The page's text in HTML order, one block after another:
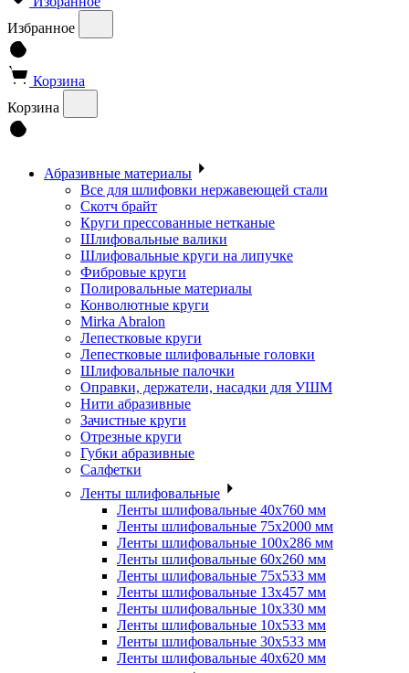
Избранное
Корзина
Корзина
Абразивные материалы
Все для шлифовки нержавеющей стали
Скотч брайт
Круги прессованные нетканые
Шлифовальные валики
Шлифовальные круги на липучке
Фибровые круги
Полировальные материалы
Конволютные круги
Mirka Abralon
Лепестковые круги
Лепестковые шлифовальные головки
Шлифовальные палочки
Оправки, держатели, насадки для УШМ
Нити абразивные
Зачистные круги
Отрезные круги
Губки абразивные
Салфетки
Ленты шлифовальные
Ленты шлифовальные 40х760 мм
Ленты шлифовальные 75х2000 мм
Ленты шлифовальные 100х286 мм
Ленты шлифовальные 60х260 мм
Ленты шлифовальные 75х533 мм
Ленты шлифовальные 13х457 мм
Ленты шлифовальные 10х330 мм
Ленты шлифовальные 10х533 мм
Ленты шлифовальные 30х533 мм
Ленты шлифовальные 40х620 мм